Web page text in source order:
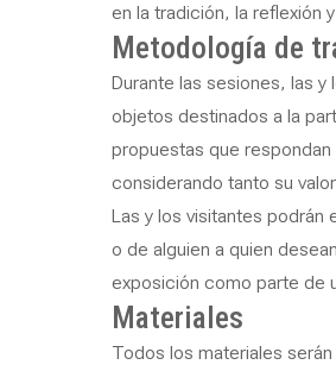
en la tradición, la reflexión
Metodología de
Durante las sesiones, las
objetos destinados a la
propuestas que
considerando tanto su
Las y los visitantes podrán
o de alguien a quien
exposición como parte de
Materiales
Todos los materiales